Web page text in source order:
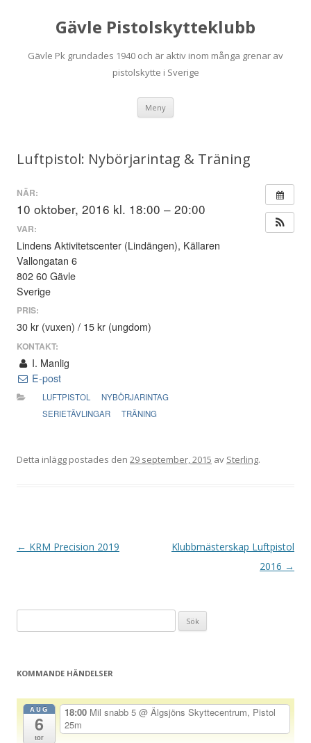
Gävle Pistolskytteklubb
Gävle Pk grundades 1940 och är aktiv inom många grenar av
pistolskytte i Sverige
Meny
Luftpistol: Nybörjarintag & Träning
NÄR:
10 oktober, 2016 kl. 18:00 – 20:00
VAR:
Lindens Aktivitetscenter (Lindängen), Källaren
Vallongatan 6
802 60 Gävle
Sverige
PRIS:
30 kr (vuxen) / 15 kr (ungdom)
KONTAKT:
I. Manlig
E-post
LUFTPISTOL
NYBÖRJARINTAG
SERIETÄVLINGAR
TRÄNING
Detta inlägg postades den 29 september, 2015 av Sterling.
I
a
← KRM Precision 2019
Klubbmästerskap Luftpistol
2016 →
efter:
KOMMANDE HÄNDELSER
AUG
6
tor
18:00 Mil snabb 5 @ Älgsjöns Skyttecentrum, Pistol
25m